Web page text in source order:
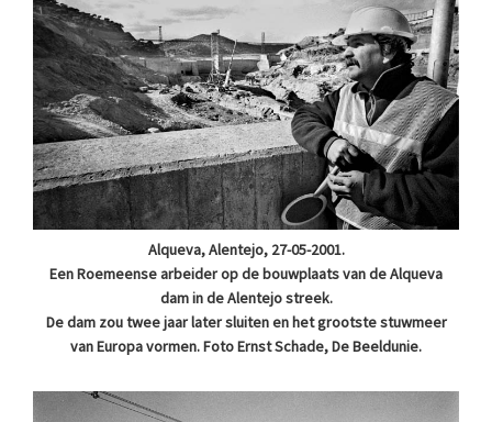
Alqueva, Alentejo, 27-05-2001.
Een Roemeense arbeider op de bouwplaats van de Alqueva
dam in de Alentejo streek.
De dam zou twee jaar later sluiten en het grootste stuwmeer
van Europa vormen. Foto Ernst Schade, De Beeldunie.